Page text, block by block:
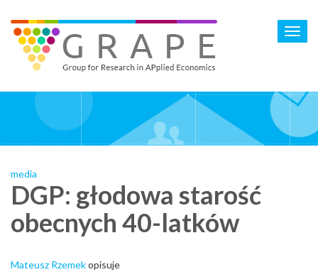
main
content
media
DGP: głodowa starość
obecnych 40-latków
Mateusz Rzemekopisuje